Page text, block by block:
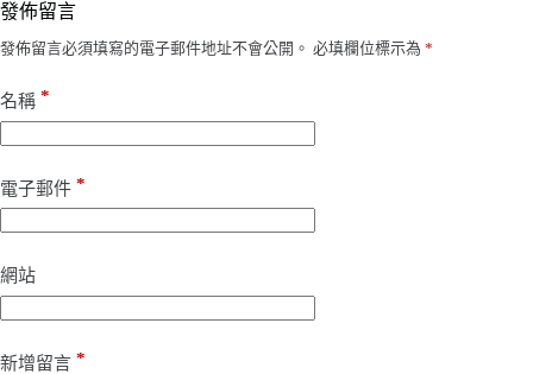
發佈留言
發佈留言必須填寫的電子郵件地址不會公開。 必填欄位標示為 *
名稱 *
電子郵件 *
網站
新增留言 *